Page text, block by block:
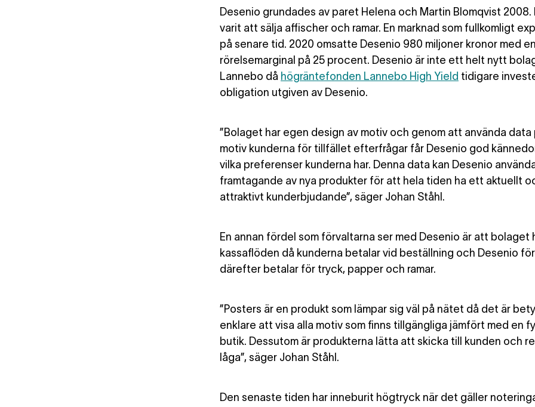
Desenio grundades av paret Helena och Martin Blomqvist 2008.
varit att sälja affischer och ramar. En marknad som fullkomligt
på senare tid. 2020 omsatte Desenio 980 miljoner kronor med en
rörelsemarginal på 25 procent. Desenio är inte ett helt nytt
Lannebo då högräntefonden Lannebo High Yield tidigare
obligation utgiven av Desenio.
”Bolaget har egen design av motiv och genom att använda data
motiv kunderna för tillfället efterfrågar får Desenio god
vilka preferenser kunderna har. Denna data kan Desenio
framtagande av nya produkter för att hela tiden ha ett aktuellt
attraktivt kunderbjudande”, säger Johan Ståhl.
En annan fördel som förvaltarna ser med Desenio är att bolaget
kassaflöden då kunderna betalar vid beställning och Desenio
därefter betalar för tryck, papper och ramar.
”Posters är en produkt som lämpar sig väl på nätet då det är
enklare att visa alla motiv som finns tillgängliga jämfört med en
butik. Dessutom är produkterna lätta att skicka till kunden och
låga”, säger Johan Ståhl.
Den senaste tiden har inneburit högtryck när det gäller